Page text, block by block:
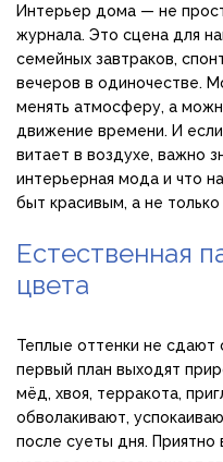
Интерьер дома — не
журнала. Это сцена для
семейных завтраков,
вечеров в одиночестве.
менять атмосферу, а
движение времени. И
витает в воздухе, важно
интерьерная мода и что
быт красивым, а не только
Естественная
цвета
Теплые оттенки не сдают
первый план выходят
мёд, хвоя, терракота,
обволакивают,
после суеты дня. Приятно